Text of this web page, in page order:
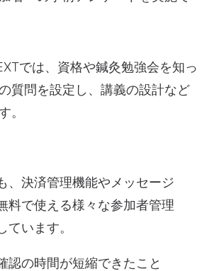
では、資格や鍼灸勉強会を知っ
質問を設定し、講義の設計など
。
、決済管理機能やメッセージ
料で使える様々な参加者管理
ています。
認の時間が短縮できたこと